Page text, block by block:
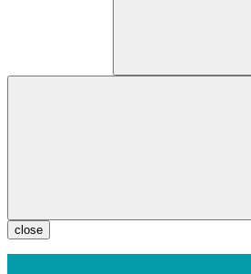
close